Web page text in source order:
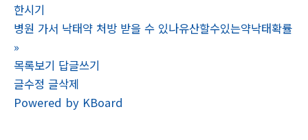
한시기
병원 가서 낙태약 처방 받을 수 있나유산할수있는약낙태확률
»
목록보기 답글쓰기
글수정 글삭제
Powered by KBoard